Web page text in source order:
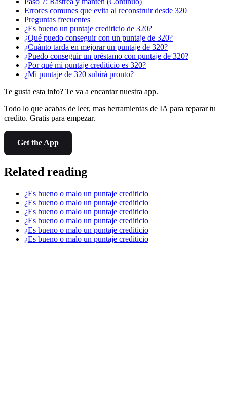
Errores comunes que evita al reconstruir desde 320
Preguntas frecuentes
¿Es bueno un puntaje crediticio de 320?
¿Qué puedo conseguir con un puntaje de 320?
¿Cuánto tarda en mejorar un puntaje de 320?
¿Puedo conseguir un préstamo con puntaje de 320?
¿Por qué mi puntaje crediticio es 320?
¿Mi puntaje de 320 subirá pronto?
Te gusta esta info? Te va a encantar nuestra app.
Todo lo que acabas de leer, mas herramientas de IA para reparar tu
credito. Gratis para empezar.
Get the App
Related reading
¿Es bueno o malo un puntaje crediticio
¿Es bueno o malo un puntaje crediticio
¿Es bueno o malo un puntaje crediticio
¿Es bueno o malo un puntaje crediticio
¿Es bueno o malo un puntaje crediticio
¿Es bueno o malo un puntaje crediticio